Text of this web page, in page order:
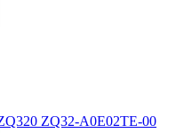
ZQ32-A0E02TE-00